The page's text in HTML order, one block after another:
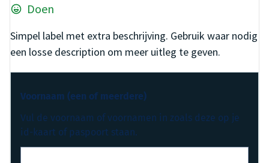
Doen
Simpel label met extra beschrijving. Gebruik waar nodig
een losse description om meer uitleg te geven.
Voornaam (een of meerdere)
Vul de voornaam of voornamen in zoals deze op je
id-kaart of paspoort staan.